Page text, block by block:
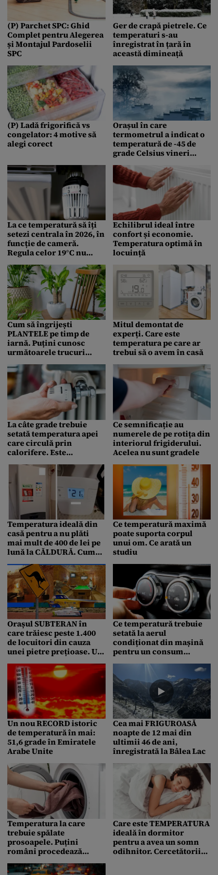
(P) Parchet SPC: Ghid
Complet pentru Alegerea
și Montajul Pardoselii
SPC
Ger de crapă pietrele. Ce
temperaturi s-au
înregistrat în țară în
această dimineață
(P) Ladă frigorifică vs
congelator: 4 motive să
alegi corect
Orașul în care
termometrul a indicat o
temperatură de -45 de
grade Celsius vineri
La ce temperatură să îți
setezi centrala în 2026, în
funcție de cameră.
Regula celor 19°C nu
confort
Echilibrul ideal între
confort și economie.
Temperatura optimă în
locuință
Cum să îngrijești
PLANTELE pe timp de
iarnă. Puțini cunosc
următoarele trucuri
banale, dar foarte utile
Mitul demontat de
experți. Care este
temperatura pe care ar
trebui să o avem în casă
La câte grade trebuie
setată temperatura apei
care circulă prin
calorifere. Este
pentru confort și
economie
Ce semnificație au
numerele de pe rotița din
interiorul frigiderului.
Acelea nu sunt gradele
Temperatura ideală din
casă pentru a nu plăti
mai mult de 400 de lei pe
lună la CĂLDURĂ. Cum
corespunzător
termostatul, ziua și
noaptea
Ce temperatură maximă
poate suporta corpul
unui om. Ce arată un
studiu
Orașul SUBTERAN în
care trăiesc peste 1.400
de locuitori din cauza
unei pietre prețioase. Un
a fost realizat acolo
Ce temperatură trebuie
setată la aerul
condiționat din mașină
pentru un consum
combustibil. RAR a dat
răspunsul
Un nou RECORD istoric
de temperatură în mai:
51,6 grade în Emiratele
Arabe Unite
Cea mai FRIGUROASĂ
noapte de 12 mai din
ultimii 46 de ani,
înregistrată la Bâlea Lac
Temperatura la care
trebuie spălate
prosoapele. Puțini
români procedează
Care este TEMPERATURA
ideală în dormitor
pentru a avea un somn
odihnitor. Cercetătorii